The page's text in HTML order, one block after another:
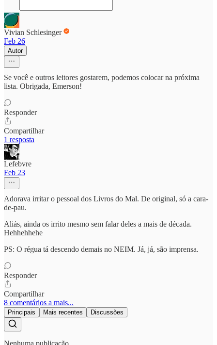
Vivian Schlesinger
Feb 26
Autor
Se você e outros leitores gostarem, podemos colocar na próxima
lista. Obrigada, Emerson!
Responder
Compartilhar
1 resposta
Lefebvre
Feb 23
Adorava irritar o pessoal dos Livros do Mal. De original, só a cara-
de-pau.
Aliás, ainda os irrito mesmo sem falar deles a mais de década.
Hehhehhehe
PS: O régua tá descendo demais no NEIM. Já, já, são imprensa.
Responder
Compartilhar
8 comentários a mais...
Principais Mais recentes Discussões